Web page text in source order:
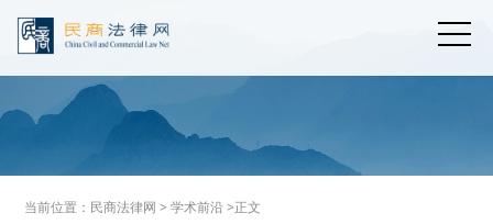
当前位置： 民商法律网 >学术前沿>正文